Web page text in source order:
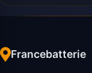
Francebatterie